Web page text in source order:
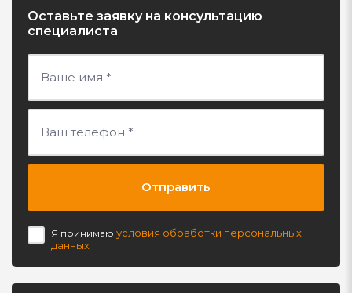
Оставьте заявку на консультацию
специалиста
Отправить
Я принимаю условия обработки персональных
данных